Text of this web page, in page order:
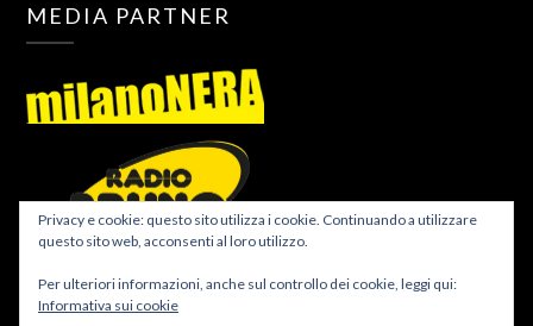
MEDIA PARTNER
Privacy e cookie: questo sito utilizza i cookie. Continuando a utilizzare
questo sito web, acconsenti al loro utilizzo.
Per ulteriori informazioni, anche sul controllo dei cookie, leggi qui:
Informativa sui cookie